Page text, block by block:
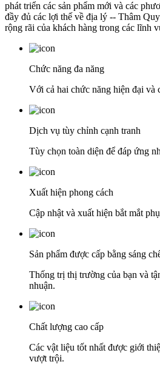
phát triển các sản phẩm mới và các
đầy đủ các lợi thế về địa lý -- Thâm
rộng rãi của khách hàng trong các lĩnh
Chức năng đa năng
Với cả hai chức năng hiện đại và
Dịch vụ tùy chỉnh cạnh tranh
Tùy chọn toàn diện để đáp ứng
Xuất hiện phong cách
Cập nhật và xuất hiện bắt mắt
Sản phẩm được cấp bằng sáng
Thống trị thị trường của bạn và
nhuận.
Chất lượng cao cấp
Các vật liệu tốt nhất được giới
vượt trội.